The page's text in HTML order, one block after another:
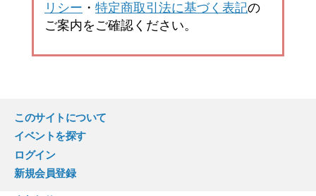
リシー ・ 特定商取引法に基づく表記の
ご案内をご確認ください。
このサイトについて
イベントを探す
ログイン
新規会員登録